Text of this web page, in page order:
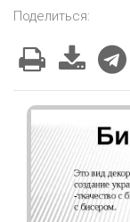
Поделиться: